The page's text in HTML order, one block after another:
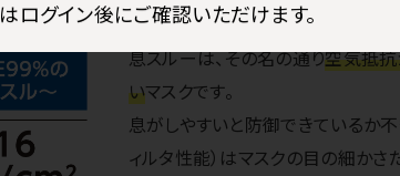
はログイン後にご確認いただけます。
息スルーは、その名の通り空気抵抗
いマスクです。
息がしやすいと防御できているか
ィルタ性能）はマスクの目の細か